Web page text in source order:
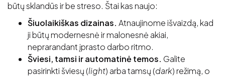
būtų sklandūs ir be streso. Štai kas naujo:
Šiuolaikiškas dizainas. Atnaujinome išvaizdą, kad
ji būtų modernesnė ir malonesnė akiai,
neprarandant įprasto darbo ritmo.
Šviesi, tamsi ir automatinė temos. Galite
pasirinkti šviesų (light) arba tamsų (dark) režimą, o